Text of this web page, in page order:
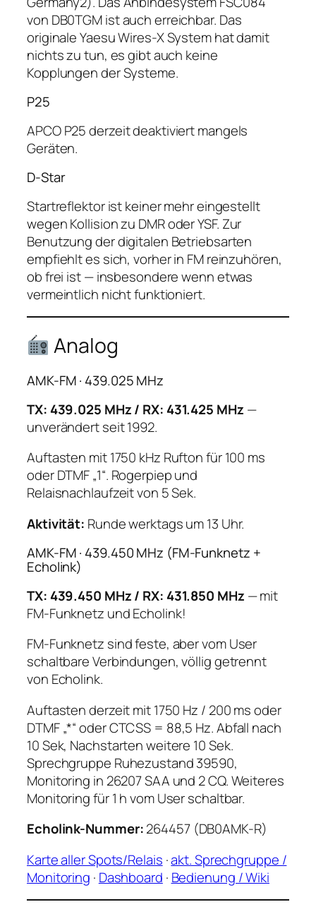
von DB0TGM ist auch erreichbar. Das
originale Yaesu Wires-X System hat damit
nichts zu tun, es gibt auch keine
Kopplungen der Systeme.
P25
APCO P25 derzeit deaktiviert mangels
Geräten.
D-Star
Startreflektor ist keiner mehr eingestellt
wegen Kollision zu DMR oder YSF. Zur
Benutzung der digitalen Betriebsarten
empfiehlt es sich, vorher in FM reinzuhören,
ob frei ist — insbesondere wenn etwas
vermeintlich nicht funktioniert.
Analog
AMK-FM · 439.025 MHz
TX: 439.025 MHz / RX: 431.425 MHz —
unverändert seit 1992.
Auftasten mit 1750 kHz Rufton für 100 ms
oder DTMF „1“. Rogerpiep und
Relaisnachlaufzeit von 5 Sek.
Aktivität: Runde werktags um 13 Uhr.
AMK-FM · 439.450 MHz (FM-Funknetz +
Echolink)
TX: 439.450 MHz / RX: 431.850 MHz — mit
FM-Funknetz und Echolink!
FM-Funknetz sind feste, aber vom User
schaltbare Verbindungen, völlig getrennt
von Echolink.
Auftasten derzeit mit 1750 Hz / 200 ms oder
DTMF „*“ oder CTCSS = 88,5 Hz. Abfall nach
10 Sek, Nachstarten weitere 10 Sek.
Sprechgruppe Ruhezustand 39590,
Monitoring in 26207 SAA und 2 CQ. Weiteres
Monitoring für 1 h vom User schaltbar.
Echolink-Nummer:264457 (DB0AMK-R)
Karte aller Spots/Relais ·akt. Sprechgruppe /
Monitoring · Dashboard · Bedienung / Wiki